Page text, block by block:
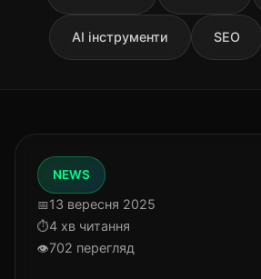
AI інструменти SEO
NEWS
13 вересня 2025
4 хв читання
702 перегляд